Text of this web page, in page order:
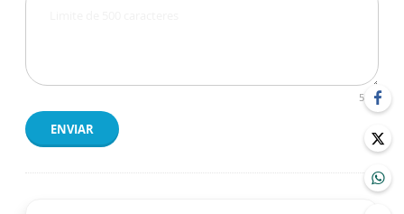
500
ENVIAR